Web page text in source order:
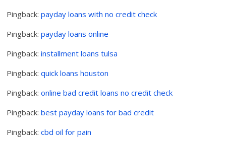
Pingback:payday loans with no credit check
Pingback:payday loans online
Pingback:installment loans tulsa
Pingback:quick loans houston
Pingback:online bad credit loans no credit check
Pingback:best payday loans for bad credit
Pingback:cbd oil for pain